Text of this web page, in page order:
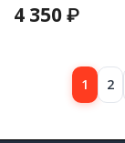
4 350 ₽
1 2